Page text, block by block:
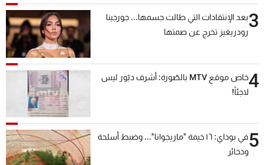
3بعد الإنتقادات التي طالت جسمها... جورجينا
رودريغيز تخرج عن صمتها
4
خاص موقع MTV بالصّورة: أشرف دبّور ليس
لاجئاً!
5
في بوداي: ١٦ خيمة "ماريجوانا"... وضبط أسلحة
وذخائر